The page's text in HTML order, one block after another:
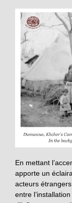
En mettant
apporte un
acteurs
entre